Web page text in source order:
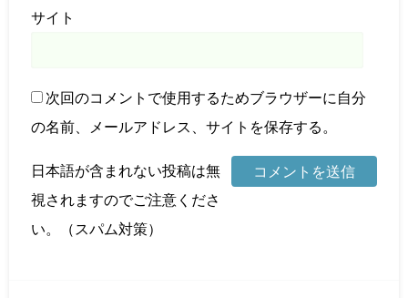
サイト
次回のコメントで使用するためブラウザーに自分
の名前、メールアドレス、サイトを保存する。
日本語が含まれない投稿は無
視されますのでご注意くださ
い。（スパム対策）